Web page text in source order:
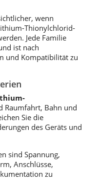
wenn
Thionylchlorid-
Jede Familie
ist nach
und Kompatibilität zu
Raumfahrt, Bahn und
Sie die
des Geräts und
sind Spannung,
Anschlüsse,
zu